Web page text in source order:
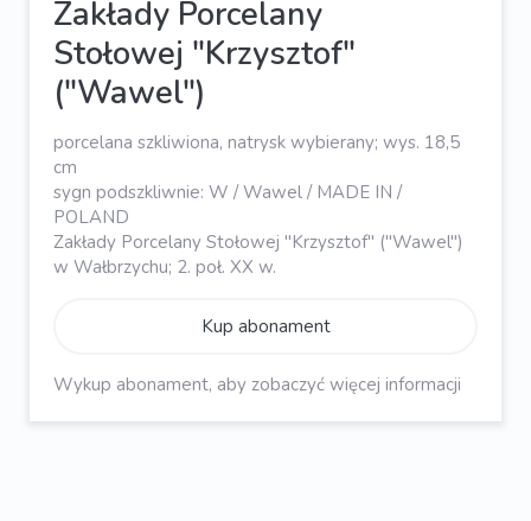
Zakłady Porcelany
Stołowej "Krzysztof"
("Wawel")
porcelana szkliwiona, natrysk wybierany; wys. 18,5
cm
sygn podszkliwnie: W / Wawel / MADE IN /
POLAND
Zakłady Porcelany Stołowej "Krzysztof" ("Wawel")
w Wałbrzychu; 2. poł. XX w.
Kup abonament
Wykup abonament, aby zobaczyć więcej informacji